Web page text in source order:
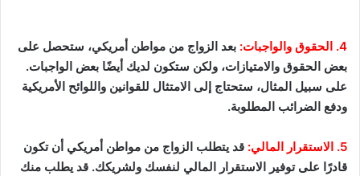
4. الحقوق والواجبات:
بعد الزواج من مواطن أمريكي، ستحصل على
بعض الحقوق والامتيازات، ولكن ستكون لديك أيضًا بعض الواجبات.
على سبيل المثال، ستحتاج إلى الامتثال للقوانين واللوائح الأمريكية
ودفع الضرائب المطلوبة.
5. الاستقرار المالي:
قد يتطلب الزواج من مواطن أمريكي أن تكون
قادرًا على توفير الاستقرار المالي لنفسك ولشريكك. قد يطلب منك